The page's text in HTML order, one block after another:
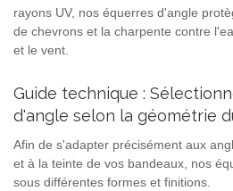
rayons UV, nos équerres d'angle
de chevrons et la charpente contre
et le vent.
Guide technique :
d'angle selon la géométrie
Afin de s'adapter précisément aux
et à la teinte de vos bandeaux, nos
sous différentes formes et finitions.